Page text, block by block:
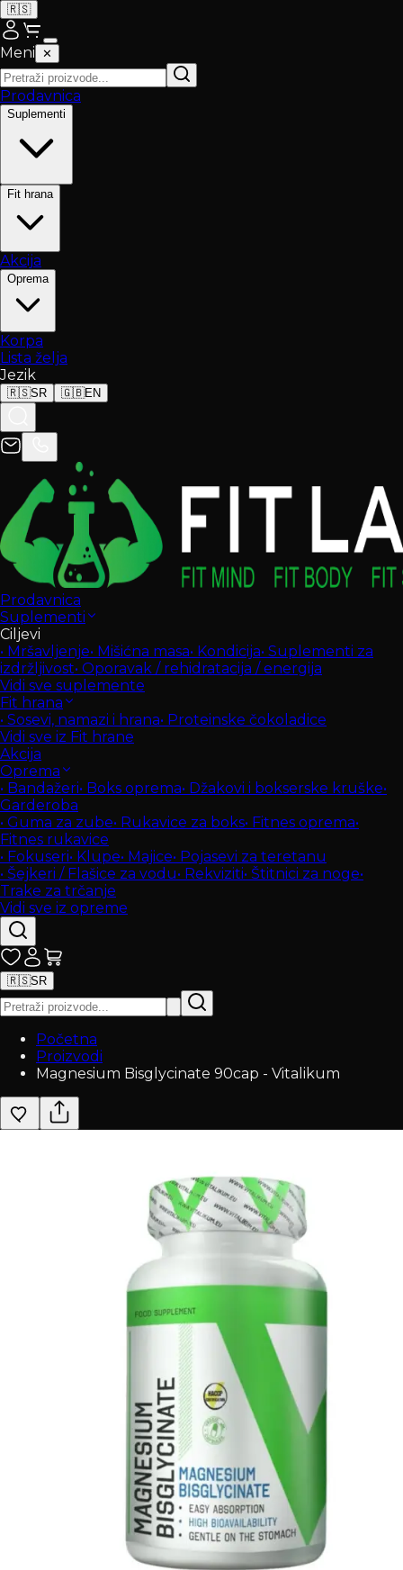
🇷🇸
Meni ✕
Prodavnica
Suplementi
Fit hrana
Akcija
Oprema
Korpa
Lista želja
Jezik
🇷🇸SR 🇬🇧EN
Prodavnica
Suplementi
Ciljevi
• Mršavljenje• Mišićna masa• Kondicija• Suplementi za
izdržljivost• Oporavak / rehidratacija / energija
Vidi sve suplemente
Fit hrana
• Sosevi, namazi i hrana• Proteinske čokoladice
Vidi sve iz Fit hrane
Akcija
Oprema
• Bandažeri• Boks oprema• Džakovi i bokserske kruške•
Garderoba
• Guma za zube• Rukavice za boks• Fitnes oprema•
Fitnes rukavice
• Fokuseri• Klupe• Majice• Pojasevi za teretanu
• Šejkeri / Flašice za vodu• Rekviziti• Štitnici za noge•
Trake za trčanje
Vidi sve iz opreme
🇷🇸SR
Početna
Proizvodi
Magnesium Bisglycinate 90cap - Vitalikum